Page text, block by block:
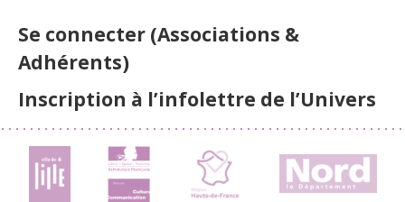
Se connecter (Associations &
Adhérents)
Inscription à l’infolettre de l’Univers